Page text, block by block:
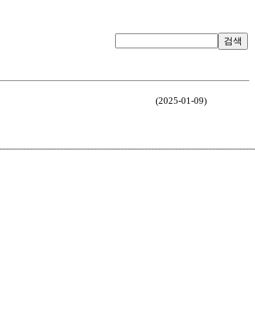
검색
(2025-01-09)